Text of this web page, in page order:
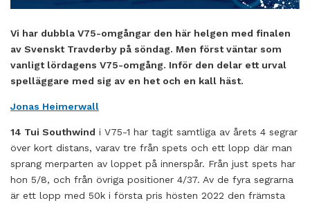
Vi har dubbla V75-omgångar den här helgen med finalen
av Svenskt Travderby på söndag. Men först väntar som
vanligt lördagens V75-omgång. Inför den delar ett urval
spelläggare med sig av en het och en kall häst.
Jonas Heimerwall
14 Tui Southwind i V75-1 har tagit samtliga av årets 4 segrar
över kort distans, varav tre från spets och ett lopp där man
sprang merparten av loppet på innerspår. Från just spets har
hon 5/8, och från övriga positioner 4/37. Av de fyra segrarna
är ett lopp med 50k i första pris hösten 2022 den främsta